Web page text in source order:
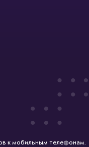
к мобильным телефонам.